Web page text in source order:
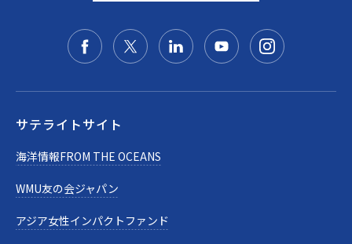
サテライトサイト
海洋情報FROM THE OCEANS
WMU友の会ジャパン
アジア女性インパクトファンド